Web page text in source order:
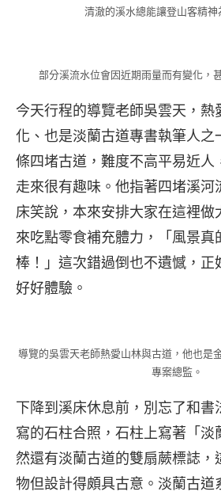
清澈的溪水總能讓登山客精神
部分溪流水位會因近期雨量而有變化，
今天行程的導覽老師吳雲天，熱
化、也是淡蘭古道專書執筆人之
條四堵古道，難度不高平易近人
走來很有趣味。他指著四堵溪河
床笑說，本來安排大家在這裡做
來吃點零食補充體力，「風景真
棒！」這次錯過倒也不遺憾，正
好好體驗。
導覽的吳雲天老師熱愛山林與古道，他也是
專案總監。
下降到溪床休息前，別忘了和書
寫的石柱合照，石柱上寫著「淡
然還有淡蘭古道的雙扇蕨標誌，
物但設計得頗具古意。淡蘭古道